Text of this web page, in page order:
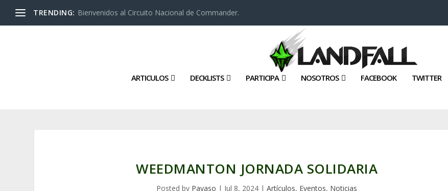
TRENDING: Bienvenidos al Circuito Nacional de Commander.
ARTICULOS DECKLISTS PARTICIPA NOSOTROS FACEBOOK TWITTER
WEEDMANTON JORNADA SOLIDARIA
Posted by Payaso | Jul 8, 2024 |Artículos, Eventos, Noticias